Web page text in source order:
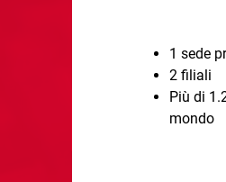
1 sede
2 filiali
Più di
mondo